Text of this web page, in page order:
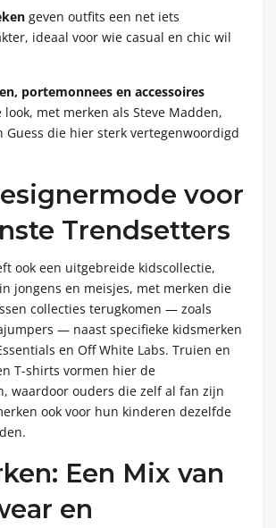
geven outfits een net iets
ideaal voor wie casual en chic wil
portemonnees en accessoires
met merken als Steve Madden,
Guess die hier sterk vertegenwoordigd
voor
Trendsetters
ook een uitgebreide kidscollectie,
jongens en meisjes, met merken die
collecties terugkomen — zoals
— naast specifieke kidsmerken
en Off White Labs. Truien en
T-shirts vormen hier de
waardoor ouders die zelf al fan zijn
ook voor hun kinderen dezelfde
Een Mix van
en